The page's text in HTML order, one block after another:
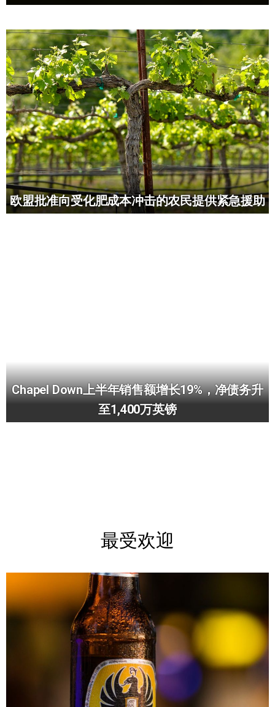
欧盟批准向受化肥成本冲击的农民提供紧急援助
Chapel Down上半年销售额增长19%，净债务升
至1,400万英镑
最受欢迎